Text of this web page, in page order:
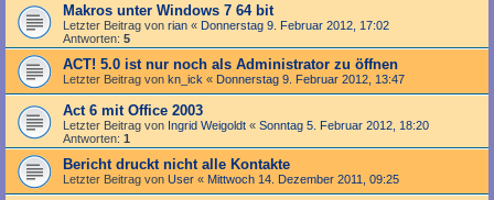
Makros unter Windows 7 64 bit
Letzter Beitrag von rian « Donnerstag 9. Februar 2012, 17:02
Antworten: 5
ACT! 5.0 ist nur noch als Administrator zu öffnen
Letzter Beitrag von kn_ick « Donnerstag 9. Februar 2012, 13:47
Act 6 mit Office 2003
Letzter Beitrag von Ingrid Weigoldt « Sonntag 5. Februar 2012, 18:20
Antworten: 1
Bericht druckt nicht alle Kontakte
Letzter Beitrag von User « Mittwoch 14. Dezember 2011, 09:25